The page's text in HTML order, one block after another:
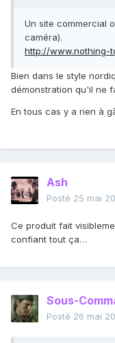
Un site commercial
caméra).
http://www.nothing-
Bien dans le style
démonstration qu'il ne
En tous cas y a rien à
Ash
Posté 25 mai
Ce produit fait
confiant tout ça…
Sous-
Posté 26 mai